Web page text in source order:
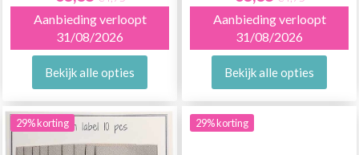
Aanbieding verloopt
31/08/2026
Bekijk alle opties
Aanbieding verloopt
31/08/2026
Bekijk alle opties
29% korting 29% korting